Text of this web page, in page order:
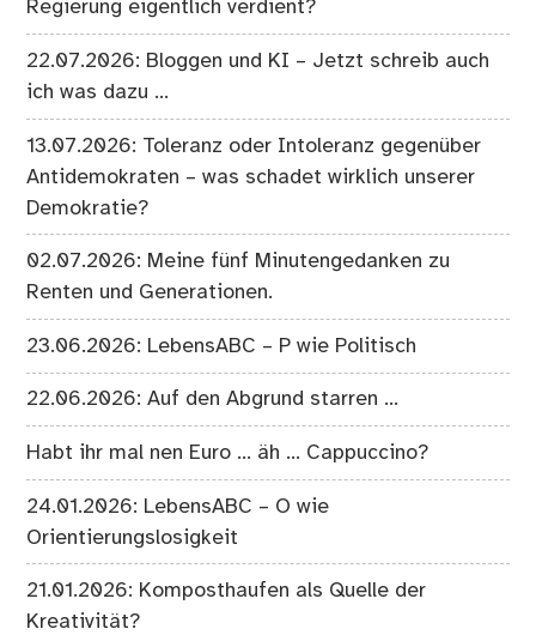
Regierung eigentlich verdient?
22.07.2026: Bloggen und KI – Jetzt schreib auch
ich was dazu …
13.07.2026: Toleranz oder Intoleranz gegenüber
Antidemokraten – was schadet wirklich unserer
Demokratie?
02.07.2026: Meine fünf Minutengedanken zu
Renten und Generationen.
23.06.2026: LebensABC – P wie Politisch
22.06.2026: Auf den Abgrund starren …
Habt ihr mal nen Euro … äh … Cappuccino?
24.01.2026: LebensABC – O wie
Orientierungslosigkeit
21.01.2026: Komposthaufen als Quelle der
Kreativität?